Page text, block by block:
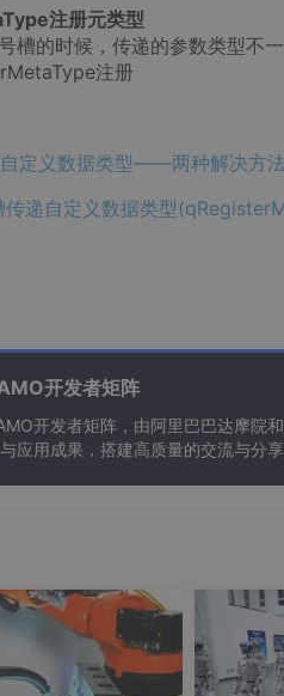
注册元类型
槽的时候，传递的参数类型不
注册
定义数据类型——两种解决方
传递自定义数据类型
开发者矩阵
开发者矩阵，由阿里巴巴达摩院
应用成果，搭建高质量的交流与分